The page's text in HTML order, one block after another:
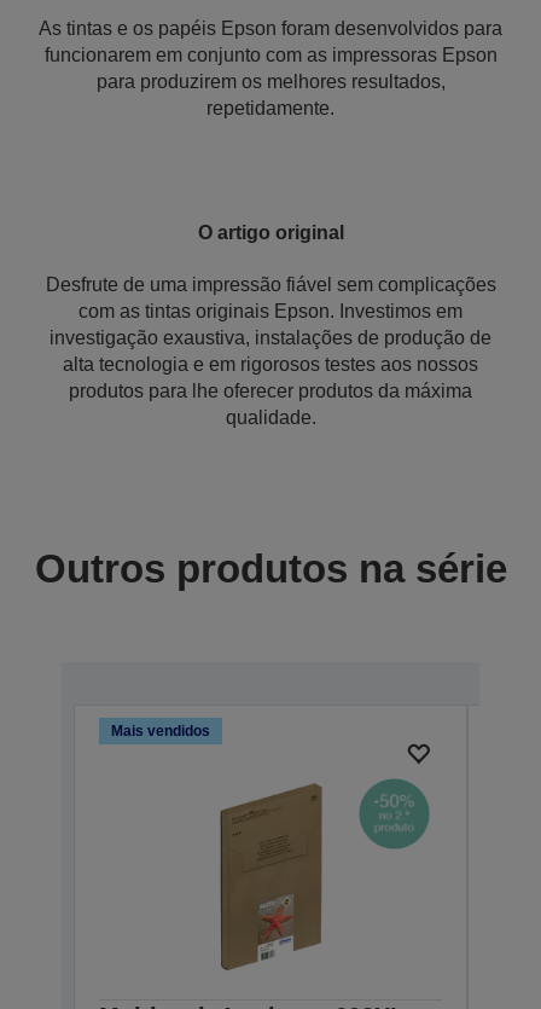
As tintas e os papéis Epson foram desenvolvidos para
funcionarem em conjunto com as impressoras Epson
para produzirem os melhores resultados,
repetidamente.
O artigo original
Desfrute de uma impressão fiável sem complicações
com as tintas originais Epson. Investimos em
investigação exaustiva, instalações de produção de
alta tecnologia e em rigorosos testes aos nossos
produtos para lhe oferecer produtos da máxima
qualidade.
Outros produtos na série
Mais vendidos